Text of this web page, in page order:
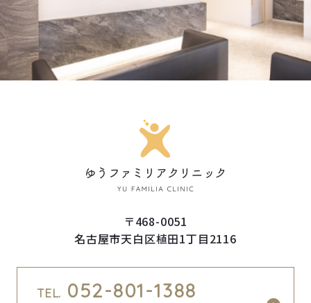
〒468-0051
名古屋市天白区植田1丁目2116
TEL. 052-801-1388